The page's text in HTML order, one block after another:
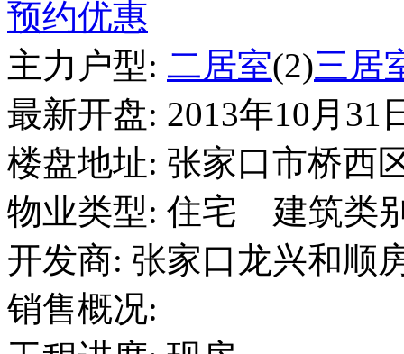
预约优惠
主力户型: 二居室(2)三居
最新开盘: 2013年10月31
楼盘地址: 张家口市桥西
物业类型: 住宅
建筑类
开发商: 张家口龙兴和顺
销售概况: